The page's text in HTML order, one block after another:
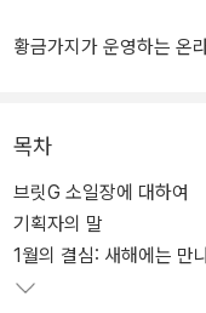
황금가지가 운영하는 온
르 작가 10인이 참여한 단
가 황금가지에서 전자책
한 창작 문화인 ‘소일장’
년 2월부터 2023년 1월
목차
브릿G 소일장에 대하여
기획자의 말
1월의 결심: 새해에는 만